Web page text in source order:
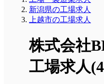
新潟県の工場求人
上越市の工場求人
株式会社
工場求人